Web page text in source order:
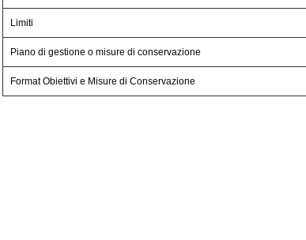
Limiti
Piano di gestione o misure di conservazione
Format Obiettivi e Misure di Conservazione